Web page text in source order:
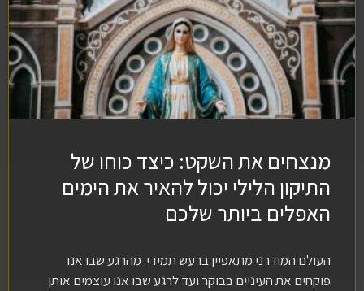
מנצחים את השקט: כיצד כוחו של
התיקון הלילי יכול להאיר את הימים
האפלים ביותר שלכם
העולם המודרני מתאפיין ברעש תמידי. מהרגע שבו אנו
פוקחים את העיניים בבוקר ועד לרגע שבו אנו עוצמים אותן